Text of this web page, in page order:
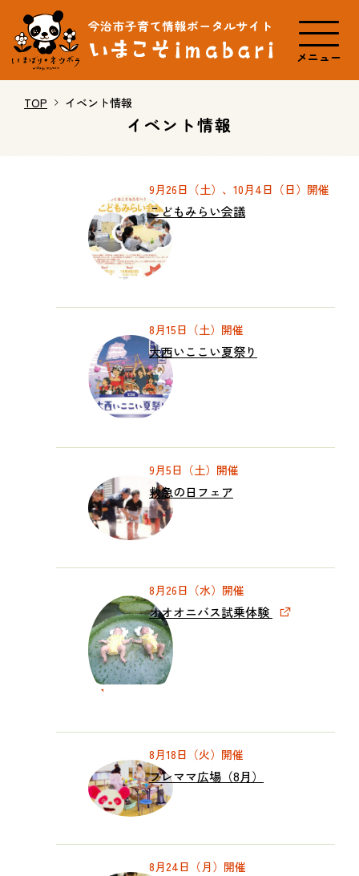
メニュー
TOP イベント情報
イベント情報
9月26日（土）、10月4日（日）開催
こどもみらい会議
8月15日（土）開催
大西いここい夏祭り
9月5日（土）開催
救急の日フェア
8月26日（水）開催
オオオニバス試乗体験
8月18日（火）開催
プレママ広場（8月）
8月24日（月）開催